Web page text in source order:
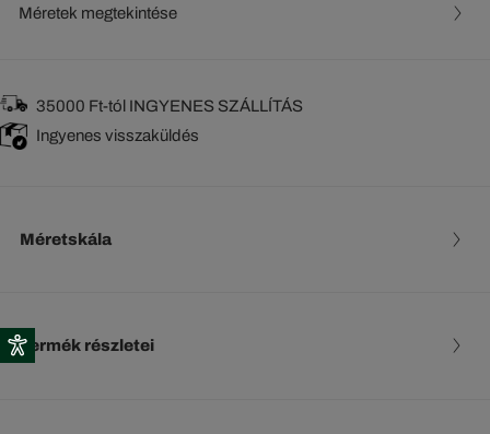
Méretek megtekintése
35000 Ft-tól INGYENES SZÁLLÍTÁS
Ingyenes visszaküldés
Méretskála
Termék részletei